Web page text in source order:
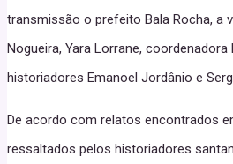
transmissão o prefeito Bala Rocha, a
Nogueira, Yara Lorrane,
historiadores Emanoel Jordânio e
De acordo com relatos encontrados
ressaltados pelos historiadores